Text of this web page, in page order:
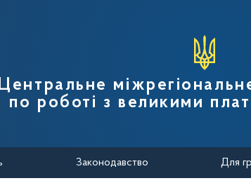
податкової
по роботі з великими
Законодавство Для